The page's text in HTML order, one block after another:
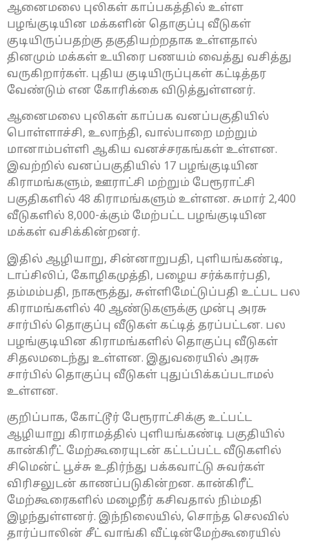
ஆனைமலை புலிகள் காப்பகத்தில் உள்ள
பழங்குடியின மக்களின் தொகுப்பு வீடுகள்
குடியிருப்பதற்கு தகுதியற்றதாக உள்ளதால்
தினமும் மக்கள் உயிரை பணயம் வைத்து வசித்து
வருகிறார்கள். புதிய குடியிருப்புகள் கட்டித்தர
வேண்டும் என கோரிக்கை விடுத்துள்ளனர்.
ஆனைமலை புலிகள் காப்பக வனப்பகுதியில்
பொள்ளாச்சி, உலாந்தி, வால்பாறை மற்றும்
மானாம்பள்ளி ஆகிய வனச்சரகங்கள் உள்ளன.
இவற்றில் வனப்பகுதியில் 17 பழங்குடியின
கிராமங்களும், ஊராட்சி மற்றும் பேரூராட்சி
பகுதிகளில் 48 கிராமங்களும் உள்ளன. சுமார் 2,400
வீடுகளில் 8,000-க்கும் மேற்பட்ட பழங்குடியின
மக்கள் வசிக்கின்றனர்.
இதில் ஆழியாறு, சின்னாறுபதி, புளியங்கண்டி,
டாப்சிலிப், கோழிகமுத்தி, பழைய சர்க்கார்பதி,
தம்மம்பதி, நாகரூத்து, சுள்ளிமேட்டுப்பதி உட்பட பல
கிராமங்களில் 40 ஆண்டுகளுக்கு முன்பு அரசு
சார்பில் தொகுப்பு வீடுகள் கட்டித் தரப்பட்டன. பல
பழங்குடியின கிராமங்களில் தொகுப்பு வீடுகள்
சிதலமடைந்து உள்ளன. இதுவரையில் அரசு
சார்பில் தொகுப்பு வீடுகள் புதுப்பிக்கப்படாமல்
உள்ளன.
குறிப்பாக, கோட்டூர் பேரூராட்சிக்கு உட்பட்ட
ஆழியாறு கிராமத்தில் புளியங்கண்டி பகுதியில்
கான்கிரீட் மேற்கூரையுடன் கட்டப்பட்ட வீடுகளில்
சிமென்ட் பூச்சு உதிர்ந்து பக்கவாட்டு சுவர்கள்
விரிசலுடன் காணப்படுகின்றன. கான்கிரீட்
மேற்கூரைகளில் மழைநீர் கசிவதால் நிம்மதி
இழந்துள்ளனர். இந்நிலையில், சொந்த செலவில்
தார்ப்பாலின் சீட் வாங்கி வீட்டின்மேற்கூரையில்